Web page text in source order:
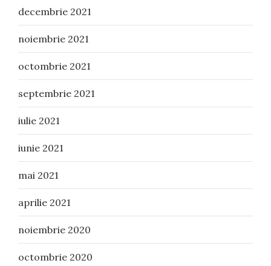
decembrie 2021
noiembrie 2021
octombrie 2021
septembrie 2021
iulie 2021
iunie 2021
mai 2021
aprilie 2021
noiembrie 2020
octombrie 2020